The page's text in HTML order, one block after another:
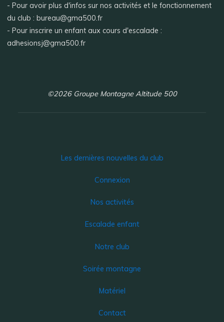
- Pour avoir plus d'infos sur nos activités et le fonctionnement
du club : bureau@gma500.fr
- Pour inscrire un enfant aux cours d'escalade :
adhesionsj@gma500.fr
©2026 Groupe Montagne Altitude 500
Les dernières nouvelles du club
Connexion
Nos activités
Escalade enfant
Notre club
Soirée montagne
Matériel
Contact